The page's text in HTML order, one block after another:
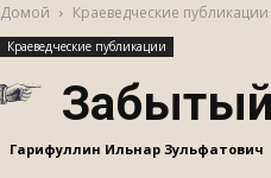
Домой Краеведческие публикации
Краеведческие публикации
Забытый
Гарифуллин Ильнар Зульфатович